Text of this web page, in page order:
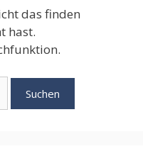
das finden
hast.